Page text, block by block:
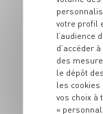
6
votre profil
l’audience
d’accéder
des
le dépôt
les cookies
vos choix à
«